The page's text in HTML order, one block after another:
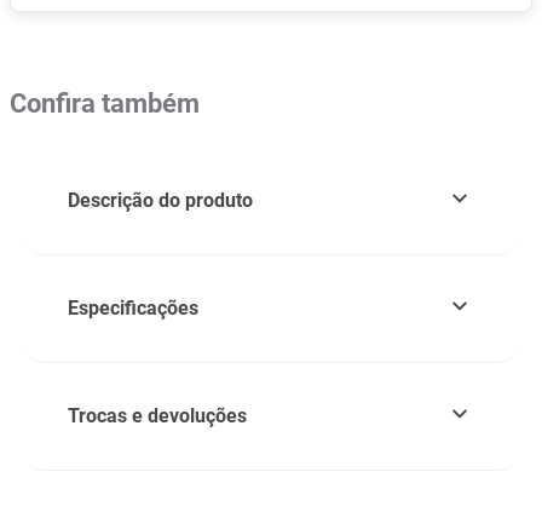
Confira também
Descrição do produto
Especificações
Trocas e devoluções